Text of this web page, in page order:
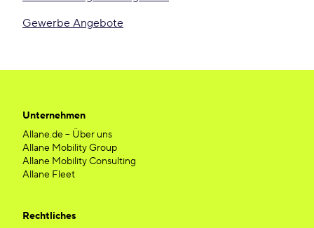
Gewerbe Angebote
Unternehmen
Allane.de – Über uns
Allane Mobility Group
Allane Mobility Consulting
Allane Fleet
Rechtliches